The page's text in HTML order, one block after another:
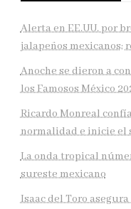
Alerta en EE.UU. por
jalapeños mexicanos;
Anoche se dieron a
los Famosos México
Ricardo Monreal
normalidad e inicie el
La onda tropical
sureste mexicano
Isaac del Toro